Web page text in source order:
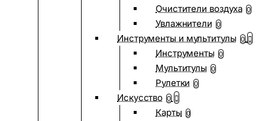
Очистители воздуха 0
Увлажнители 0
Инструменты и мультитулы 0
Инструменты 0
Мультитулы 0
Рулетки 0
Искусство 0
Карты 0